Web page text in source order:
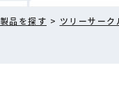
製品を探す > ツリーサー